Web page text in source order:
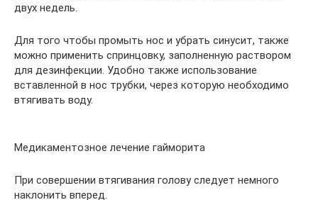
двух недель.
Для того чтобы промыть нос и убрать синусит, также
можно применить спринцовку, заполненную раствором
для дезинфекции. Удобно также использование
вставленной в нос трубки, через которую необходимо
втягивать воду.
Медикаментозное лечение гайморита
При совершении втягивания голову следует немного
наклонить вперед.